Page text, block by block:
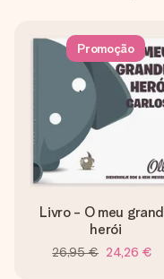
Promoção
Livro - O meu
herói
26,95 € 24,26 €